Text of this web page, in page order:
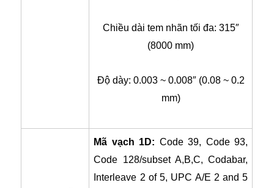
Chiều dài tem nhãn tối đa: 315″
(8000 mm)
Độ dày: 0.003 ~ 0.008″ (0.08 ~ 0.2
mm)
Mã vạch 1D: Code 39, Code 93,
Code 128/subset A,B,C, Codabar,
Interleave 2 of 5, UPC A/E 2 and 5